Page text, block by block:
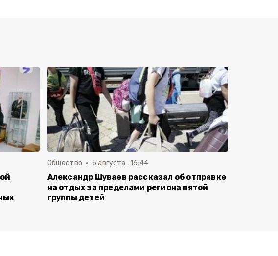
Общество 5 августа , 16:44
Александр Шуваев рассказал об отправке
на отдых за пределами региона пятой
группы детей